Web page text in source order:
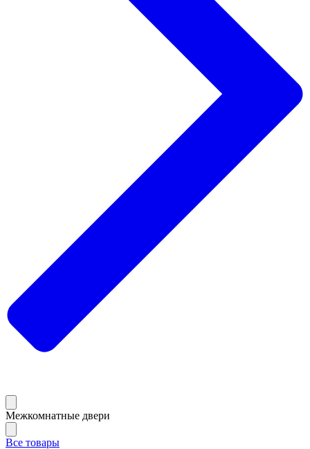
Межкомнатные двери
Все товары